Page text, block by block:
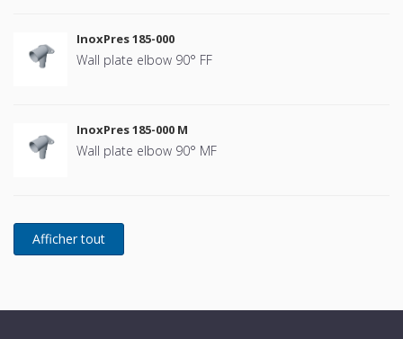
InoxPres 185-000
Wall plate elbow 90° FF
InoxPres 185-000 M
Wall plate elbow 90° MF